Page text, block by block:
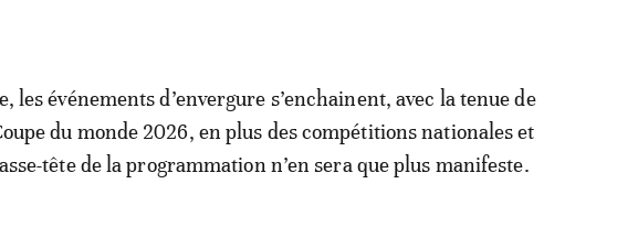
les événements d’envergure s’enchainent, avec la tenue de
du monde 2026, en plus des compétitions nationales et
tête de la programmation n’en sera que plus manifeste.